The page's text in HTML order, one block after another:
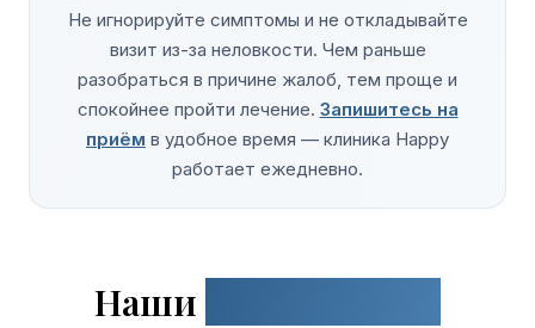
Не игнорируйте симптомы и не откладывайте
визит из-за неловкости. Чем раньше
разобраться в причине жалоб, тем проще и
спокойнее пройти лечение. Запишитесь на
приём в удобное время — клиника Happy
работает ежедневно.
Наши